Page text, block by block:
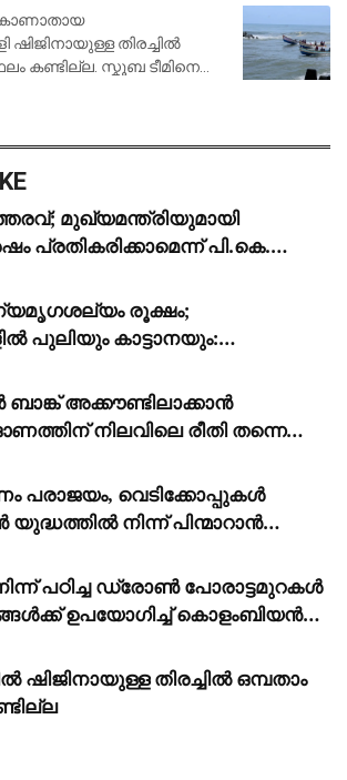
ഷിജിനായുള്ള തിരച്ചിൽ
കണ്ടില്ല. സ്കൂബ ടീമിനെ
പ്രതികൂല
മുഖ്യമന്ത്രിയുമായി
പ്രതികരിക്കാമെന്ന് പി.കെ.
മാറ്റമില്ല
രൂക്ഷം;
പുലിയും കാട്ടാനയും:
അക്കൗണ്ടിലാക്കാൻ
നിലവിലെ രീതി തന്നെ
പരാജയം, വെടിക്കോപ്പുകൾ
നിന്ന് പിന്മാറാൻ
സൈനിക നേതൃത്വം
പഠിച്ച ഡ്രോൺ പോരാട്ടമുറകൾ
ഉപയോഗിച്ച് കൊളംബിയൻ
ഷിജിനായുള്ള തിരച്ചിൽ ഒമ്പതാം